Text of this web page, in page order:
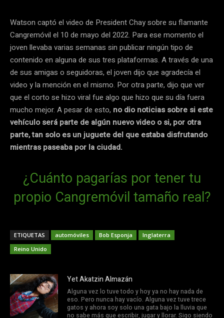
Watson captó el video de President Chay sobre su flamante
Cangremóvil el 10 de mayo del 2022. Para ese momento el
joven llevaba varias semanas sin publicar ningún tipo de
contenido en alguna de sus tres plataformas. A través de una
de sus amigas o seguidoras, el joven dijo que agradecía el
video y la mención en el mismo. Por otra parte, dijo que ver
que el corto se hizo viral fue algo que hizo que su día fuera
mucho mejor. A pesar de esto, no dio noticias sobre si este
vehículo será parte de algún nuevo video o si, por otra
parte, tan solo es un juguete del que estaba disfrutando
mientras paseaba por la ciudad.
¿Cuánto pagarías por tener tu
propio Cangremóvil tamaño real?
ETIQUETAS automóviles Bob Esponja
Inglaterra
Reino Unido
Yet Akatzin Almazán
Alguna vez lo tuve todo y hoy ya no hay nada de
eso. Pero nunca hay vacío. Alguna vez tuve trece
gatos y ahora soy solo una gata bajo la lluvia que
no sabe más que escribir, jugar y llorar. Sigo siendo